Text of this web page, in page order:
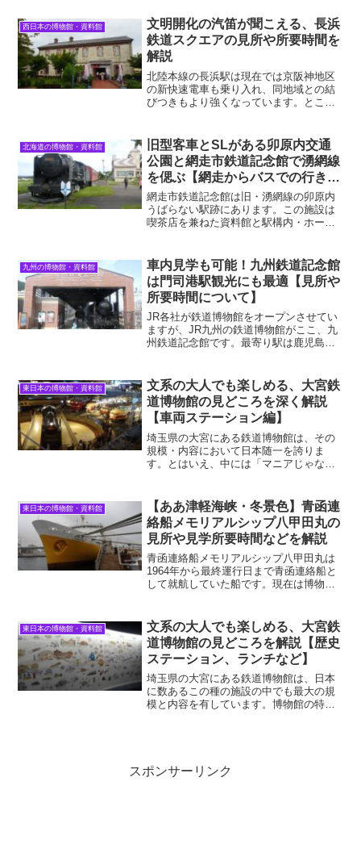
西日本の博物館・資料館
文明開化の汽笛が聞こえる、長浜
鉄道スクエアの見所や所要時間を
解説
北陸本線の長浜駅は現在では京阪神地区
の新快速電車も乗り入れ、同地域との結
びつきもより強くなっています。ところ
た明治初期の1880年代にまで遡ります。
本記事では、そんな歴...
北海道の博物館・資料館
旧型客車とSLがある卯原内交通
公園と網走市鉄道記念館で湧網線
を偲ぶ【網走からバスでの行き方
も紹介】
網走市鉄道記念館は旧・湧網線の卯原内
うばらない駅跡にあります。この施設は
喫茶店を兼ねた資料館と駅構内・ホーム
もあるようですが、本記事では建物の正
面に書いてある通り「網走市...
九州の博物館・資料館
車内見学も可能！九州鉄道記念館
は門司港駅観光にも最適【見所や
所要時間について】
JR各社が鉄道博物館をオープンさせてい
ますが、JR九州の鉄道博物館がここ、九
州鉄道記念館です。最寄り駅は鹿児島本
九州の玄関として機能していた駅です。
そんな九州の入り...
東日本の博物館・資料館
文系の大人でも楽しめる、大宮鉄
道博物館の見どころを深く解説
【車両ステーション編】
埼玉県の大宮にある鉄道博物館は、その
規模・内容において日本随一を誇りま
す。とはいえ、中には「マニアじゃない
ん。そこで本記事では、大人が一人（ま
たは大人だけ）でも非常に興...
東日本の博物館・資料館
【ああ津軽海峡・冬景色】青函連
絡船メモリアルシップ八甲田丸の
見所や見学所要時間などを解説
青函連絡船メモリアルシップ八甲田丸は
1964年から最終運行日まで青函連絡船と
して就航していた船です。現在は博物館
函連絡船にまつわるものですが、類似施
設として津軽海峡の...
東日本の博物館・資料館
文系の大人でも楽しめる、大宮鉄
道博物館の見どころを解説【歴史
ステーション、ランチなど】
埼玉県の大宮にある鉄道博物館は、日本
に数あるこの種の施設の中でも最大の規
模と内容を有しています。博物館の特徴
スポンサーリンク